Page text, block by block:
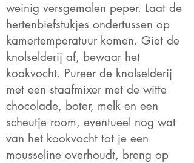
weinig versgemalen peper. Laat de
hertenbiefstukjes ondertussen op
kamertemperatuur komen. Giet de
knolselderij af, bewaar het
kookvocht. Pureer de knolselderij
met een staafmixer met de witte
chocolade, boter, melk en een
scheutje room, eventueel nog wat
van het kookvocht tot je een
mousseline overhoudt, breng op